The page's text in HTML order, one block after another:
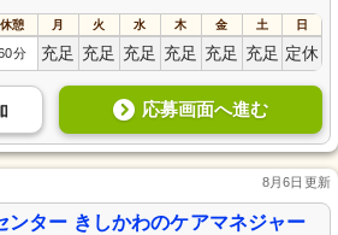
休憩 月 火 水 木 金 土 日
分 充足 充足 充足 充足 充足 充足 定休
応募画面へ進む
8月6日更新
ンター きしかわのケアマネジャー